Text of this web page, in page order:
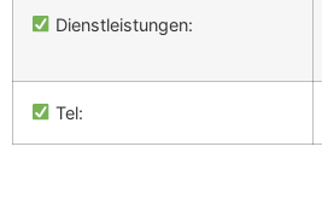
Dienstleistungen:
Tel: